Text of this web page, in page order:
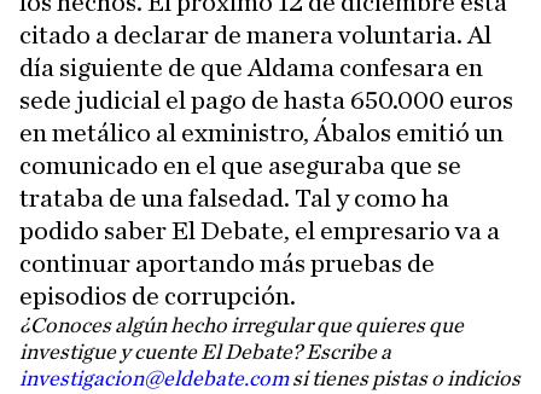
citado a declarar de manera voluntaria. Al
día siguiente de que Aldama confesara en
sede judicial el pago de hasta 650.000 euros
en metálico al exministro, Ábalos emitió un
comunicado en el que aseguraba que se
trataba de una falsedad. Tal y como ha
podido saber El Debate, el empresario va a
continuar aportando más pruebas de
episodios de corrupción.
¿Conoces algún hecho irregular que quieres que
investigue y cuente El Debate? Escribe a
investigacion@eldebate.comsi tienes pistas o indicios